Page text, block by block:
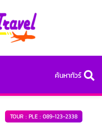
ค้นหาทัวร์
TOUR : PLE : 089-123-2338